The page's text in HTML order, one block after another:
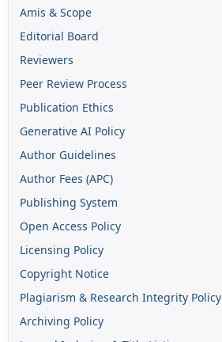
Amis & Scope
Editorial Board
Reviewers
Peer Review Process
Publication Ethics
Generative AI Policy
Author Guidelines
Author Fees (APC)
Publishing System
Open Access Policy
Licensing Policy
Copyright Notice
Plagiarism & Research Integrity Policy
Archiving Policy